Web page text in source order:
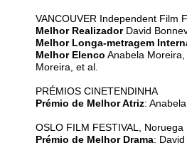
VANCOUVER Independent Film
Melhor RealizadorDavid
Melhor Longa-metragem
Melhor Elenco Anabela
Moreira, et al.
PRÉMIOS CINETENDINHA
Prémio de Melhor Atriz:
OSLO FILM FESTIVAL, Noruega
Prémio de Melhor Drama: